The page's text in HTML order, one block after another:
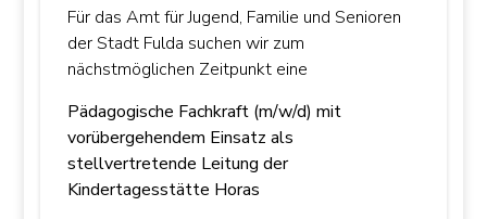
Für das Amt für Jugend, Familie und Senioren
der Stadt Fulda suchen wir zum
nächstmöglichen Zeitpunkt eine
Pädagogische Fachkraft (m/w/d) mit
vorübergehendem Einsatz als
stellvertretende Leitung der
Kindertagesstätte Horas